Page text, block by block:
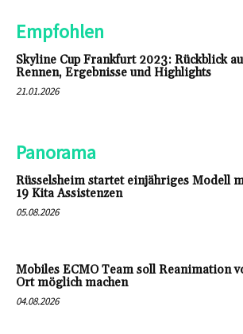
Empfohlen
Skyline Cup Frankfurt 2023: Rückblick
Rennen, Ergebnisse und Highlights
21.01.2026
Panorama
Rüsselsheim startet einjähriges Modell
19 Kita Assistenzen
05.08.2026
Mobiles ECMO Team soll Reanimation
Ort möglich machen
04.08.2026